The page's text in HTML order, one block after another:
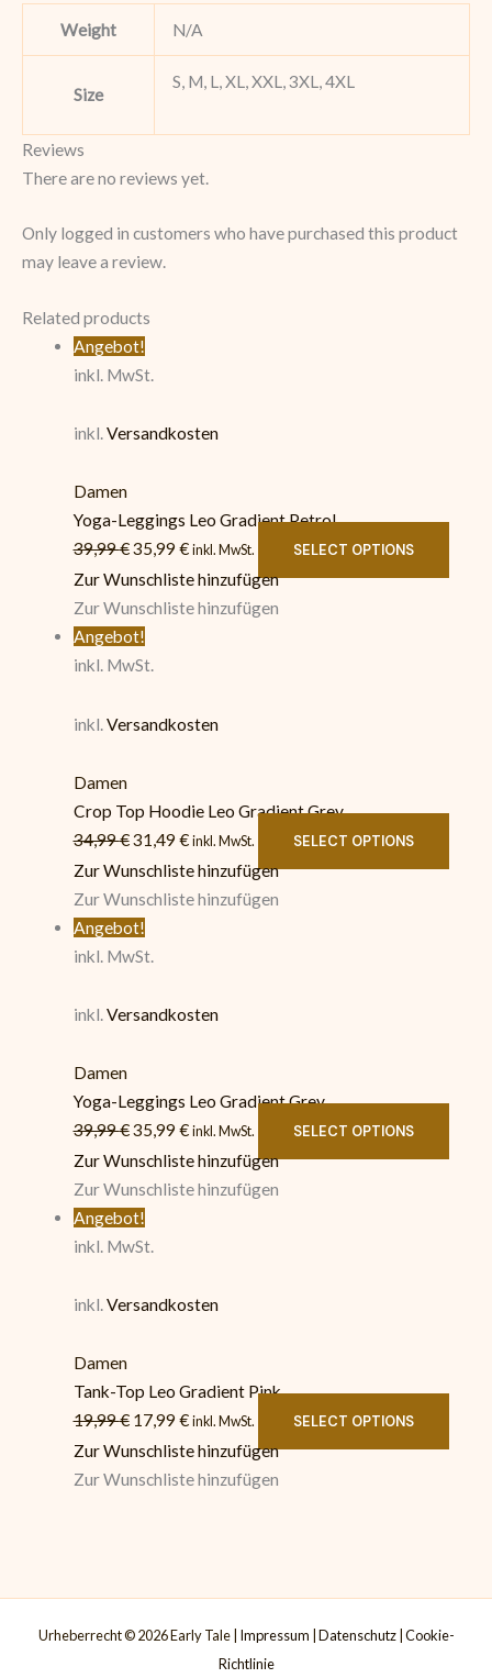
Weight N/A
Size
S, M, L, XL, XXL, 3XL, 4XL
Reviews
There are no reviews yet.
Only logged in customers who have purchased this product
may leave a review.
Related products
Angebot!
inkl. MwSt.
inkl.Versandkosten
Damen
Yoga-Leggings Leo Gradient Petrol
39,99€35,99 € inkl. MwSt. SELECT OPTIONS
Zur Wunschliste hinzufügen
Zur Wunschliste hinzufügen
Angebot!
inkl. MwSt.
inkl. Versandkosten
Damen
Crop Top Hoodie Leo Gradient Grey
34,99€31,49 € inkl. MwSt. SELECT OPTIONS
Zur Wunschliste hinzufügen
Zur Wunschliste hinzufügen
Angebot!
inkl. MwSt.
inkl.Versandkosten
Damen
Yoga-Leggings Leo Gradient Grey
39,99€35,99 € inkl. MwSt. SELECT OPTIONS
Zur Wunschliste hinzufügen
Zur Wunschliste hinzufügen
Angebot!
inkl. MwSt.
inkl.Versandkosten
Damen
Tank-Top Leo Gradient Pink
19,99€ 17,99 € inkl. MwSt. SELECT OPTIONS
Zur Wunschliste hinzufügen
Zur Wunschliste hinzufügen
Urheberrecht © 2026 Early Tale | Impressum Datenschutz| Cookie-
Richtlinie